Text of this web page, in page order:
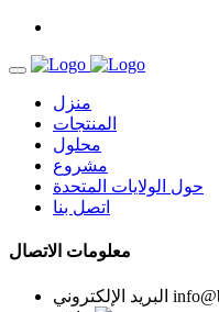
منزل
المنتجات
محلول
مشروع
حول الولايات المتحدة
اتصل بنا
معلومات الاتصال
البريد الإلكتروني